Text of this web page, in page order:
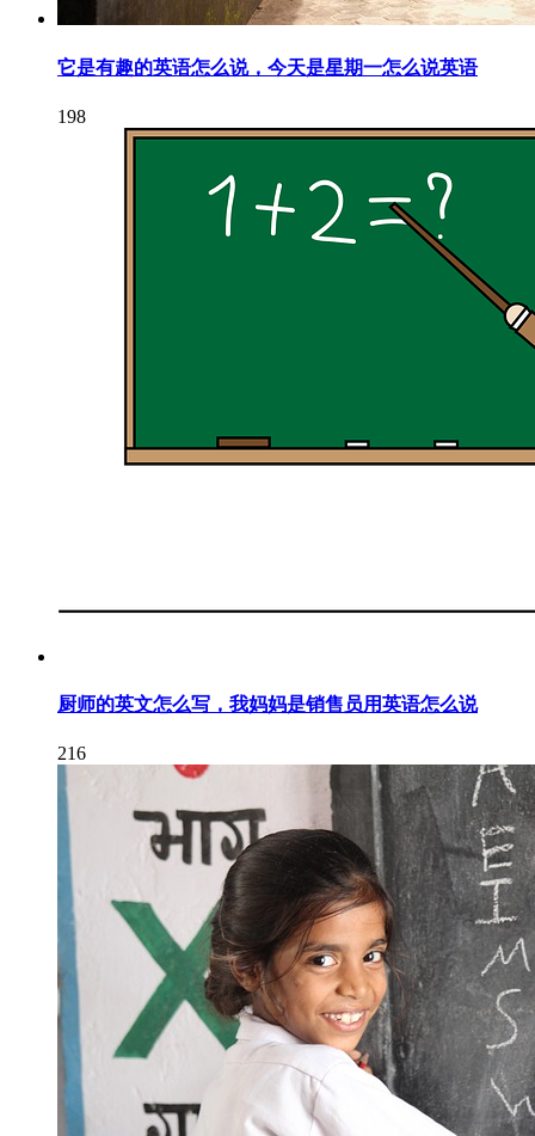
它是有趣的英语怎么说，今天是星期一怎么说英语
198
厨师的英文怎么写，我妈妈是销售员用英语怎么说
216